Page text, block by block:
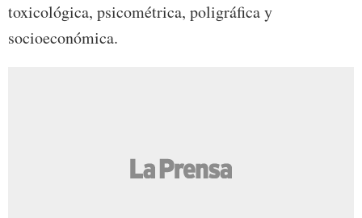
toxicológica, psicométrica, poligráfica y
socioeconómica.